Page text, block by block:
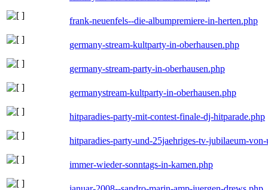
frank-neuenfels--die-albumpremiere-in-herten.php
germany-stream-kultparty-in-oberhausen.php
germany-stream-party-in-oberhausen.php
germanystream-kultparty-in-oberhausen.php
hitparadies-party-mit-contest-finale-dj-hitparade.php
hitparadies-party-und-25jaehriges-tv-jubilaeum-
immer-wieder-sonntags-in-kamen.php